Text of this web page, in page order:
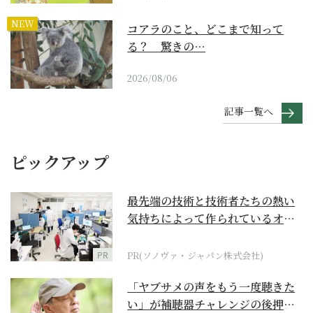
NEW
コアラのこと、どこまで知って
る？ 驚きの…
2026/08/06
記事一覧へ
ピックアップ
PR
最先端の技術と技術者たちの熱い
気持ちによって作られているオー
PR(ソノヴァ・ジャパン株式会社)
「ヤブサメの声をもう一度聴きた
い」が補聴器チャレンジの後押し